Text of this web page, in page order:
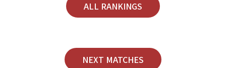
ALL RANKINGS
NEXT MATCHES